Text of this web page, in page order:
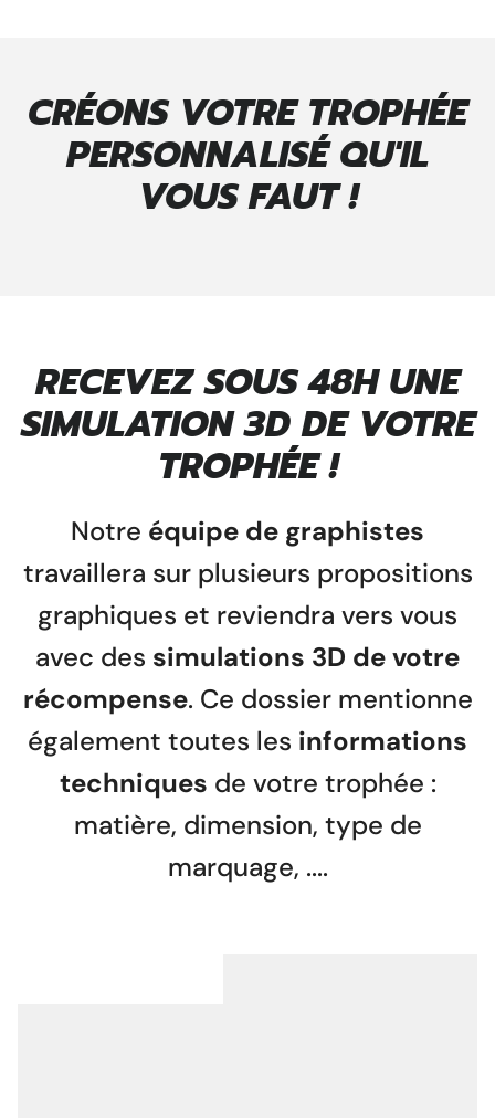
CRÉONS VOTRE TROPHÉE
PERSONNALISÉ QU'IL
VOUS FAUT !
RECEVEZ SOUS 48H UNE
SIMULATION 3D DE VOTRE
TROPHÉE !
Notre équipe de graphistes
travaillera sur plusieurs propositions
graphiques et reviendra vers vous
avec des simulations 3D de votre
récompense. Ce dossier mentionne
également toutes les informations
techniques de votre trophée :
matière, dimension, type de
marquage, ....